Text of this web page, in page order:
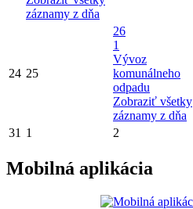
záznamy z dňa
24 25
26
1
Vývoz
komunálneho
odpadu
Zobraziť všetky
záznamy z dňa
31 1 2
Mobilná aplikácia